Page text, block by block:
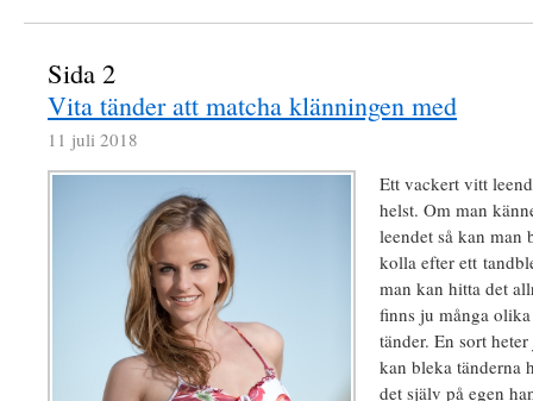
Sida 2
Vita tänder att matcha klänningen med
11 juli 2018
Ett vackert vitt
helst. Om man
leendet så kan man
kolla efter ett
man kan hitta det
finns ju många
tänder. En sort
kan bleka tänderna
det själv på egen